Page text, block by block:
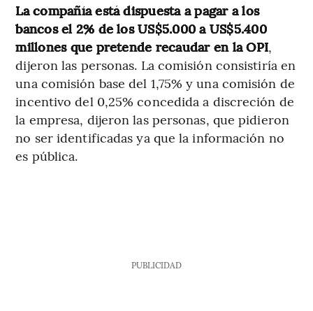
La compañía está dispuesta a pagar a los
bancos el 2% de los US$5.000 a US$5.400
millones que pretende recaudar en la OPI,
dijeron las personas. La comisión consistiría en
una comisión base del 1,75% y una comisión de
incentivo del 0,25% concedida a discreción de
la empresa, dijeron las personas, que pidieron
no ser identificadas ya que la información no
es pública.
PUBLICIDAD